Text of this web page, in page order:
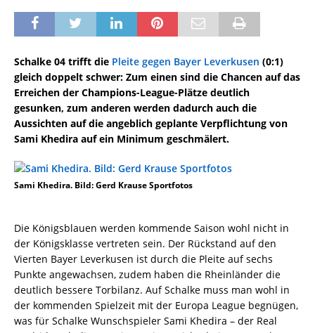
Schalke 04 trifft die Pleite gegen Bayer Leverkusen (0:1)
gleich doppelt schwer: Zum einen sind die Chancen auf das
Erreichen der Champions-League-Plätze deutlich
gesunken, zum anderen werden dadurch auch die
Aussichten auf die angeblich geplante Verpflichtung von
Sami Khedira auf ein Minimum geschmälert.
Sami Khedira. Bild: Gerd Krause Sportfotos
Die Königsblauen werden kommende Saison wohl nicht in
der Königsklasse vertreten sein. Der Rückstand auf den
Vierten Bayer Leverkusen ist durch die Pleite auf sechs
Punkte angewachsen, zudem haben die Rheinländer die
deutlich bessere Torbilanz. Auf Schalke muss man wohl in
der kommenden Spielzeit mit der Europa League begnügen,
was für Schalke Wunschspieler Sami Khedira – der Real